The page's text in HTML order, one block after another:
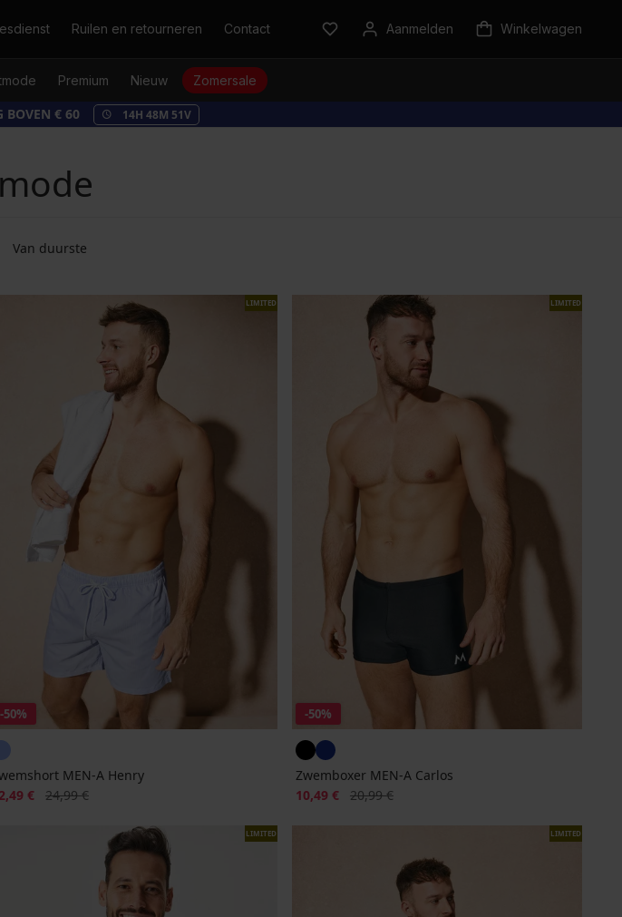
Ruilen en retourneren Contact Aanmelden Winkelwagen
Premium Nieuw Zomersale
BOVEN € 60 14H 48M 49V
Van duurste
LIMITED
-50%
MEN-A Henry
€ Oorspronkelijke prijs
24,99 €
LIMITED
-50%
Zwemboxer MEN-A Carlos
Korting
10,49 € Oorspronkelijke prijs
20,99 €
LIMITED LIMITED